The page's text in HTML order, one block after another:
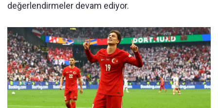
değerlendirmeler devam ediyor.